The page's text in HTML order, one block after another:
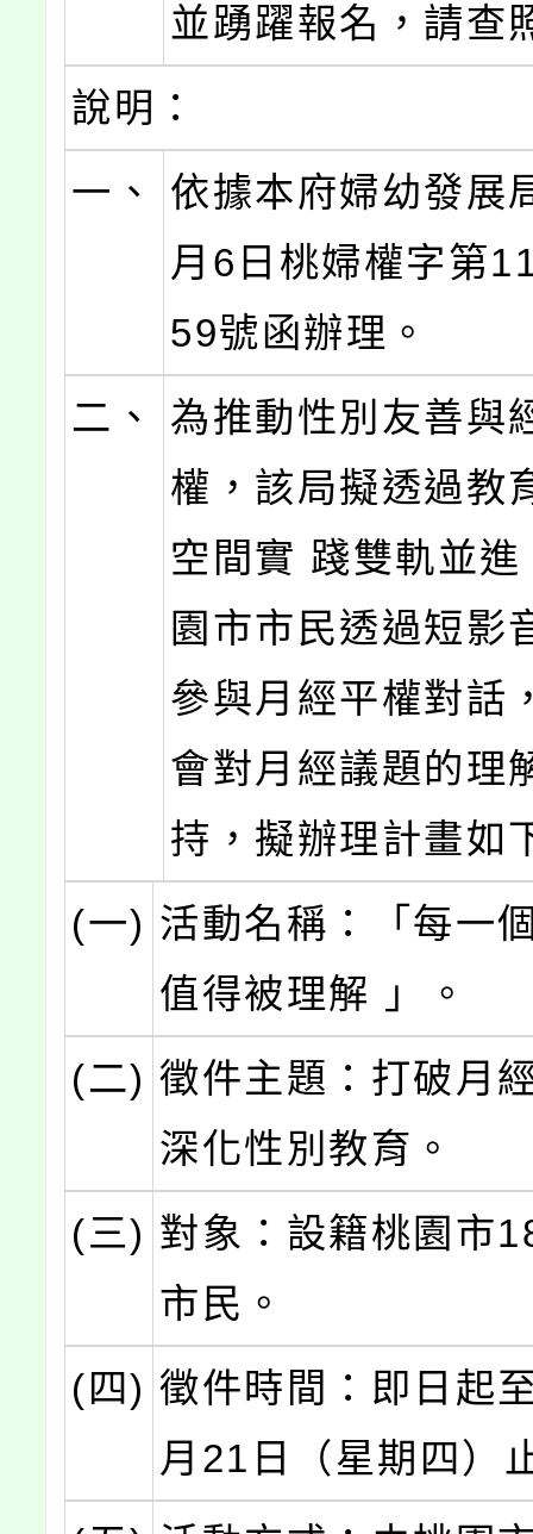
並踴躍報名，請查
說明：
一、
依據本府婦幼發展
月6日桃婦權字第
59號函辦理。
二、
為推動性別友善與
權，該局擬透過教
空間實 踐雙軌並
園市市民透過短影
參與月經平權對話
會對月經議題的理
持，擬辦理計畫如
(一) 活動名稱：「每一
值得被理解 」。
(二) 徵件主題：打破月
深化性別教育。
(三) 對象：設籍桃園市
市民。
(四) 徵件時間：即日起
月21日（星期四）